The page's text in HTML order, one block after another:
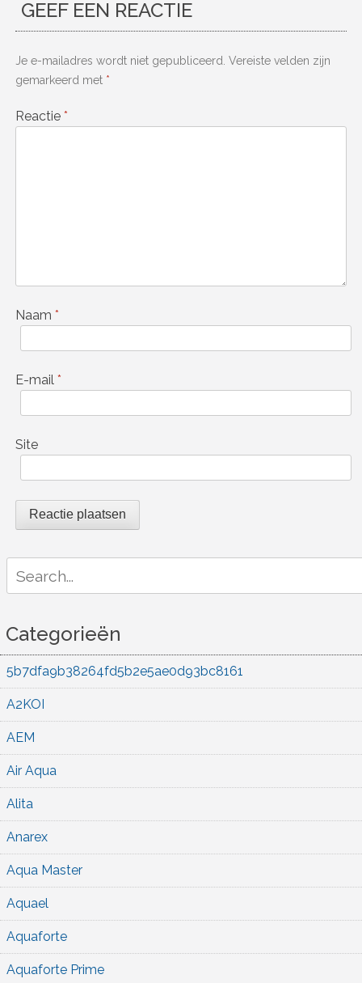
GEEF EEN REACTIE
Je e-mailadres wordt niet gepubliceerd. Vereiste velden zijn
gemarkeerd met *
Reactie *
Naam *
E-mail *
Site
for:
Categorieën
5b7dfa9b38264fd5b2e5ae0d93bc8161
A2KOI
AEM
Air Aqua
Alita
Anarex
Aqua Master
Aquael
Aquaforte
Aquaforte Prime